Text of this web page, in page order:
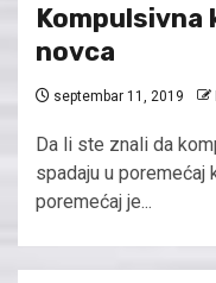
Kompulsivna
novca
septembar 11, 2019
Da li ste znali da
spadaju u poremećaj
poremećaj je...